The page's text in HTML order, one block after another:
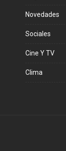
Novedades
Sociales
Cine Y TV
Clima